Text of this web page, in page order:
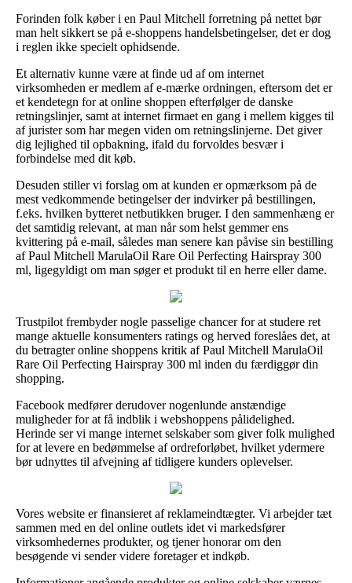
Forinden folk køber i en Paul Mitchell forretning på nettet bør
man helt sikkert se på e-shoppens handelsbetingelser, det er dog
i reglen ikke specielt ophidsende.
Et alternativ kunne være at finde ud af om internet
virksomheden er medlem af e-mærke ordningen, eftersom det er
et kendetegn for at online shoppen efterfølger de danske
retningslinjer, samt at internet firmaet en gang i mellem kigges til
af jurister som har megen viden om retningslinjerne. Det giver
dig lejlighed til opbakning, ifald du forvoldes besvær i
forbindelse med dit køb.
Desuden stiller vi forslag om at kunden er opmærksom på de
mest vedkommende betingelser der indvirker på bestillingen,
f.eks. hvilken bytteret netbutikken bruger. I den sammenhæng er
det samtidig relevant, at man når som helst gemmer ens
kvittering på e-mail, således man senere kan påvise sin bestilling
af Paul Mitchell MarulaOil Rare Oil Perfecting Hairspray 300
ml, ligegyldigt om man søger et produkt til en herre eller dame.
Trustpilot frembyder nogle passelige chancer for at studere ret
mange aktuelle konsumenters ratings og herved foreslåes det, at
du betragter online shoppens kritik af Paul Mitchell MarulaOil
Rare Oil Perfecting Hairspray 300 ml inden du færdiggør din
shopping.
Facebook medfører derudover nogenlunde anstændige
muligheder for at få indblik i webshoppens pålidelighed.
Herinde ser vi mange internet selskaber som giver folk mulighed
for at levere en bedømmelse af ordreforløbet, hvilket ydermere
bør udnyttes til afvejning af tidligere kunders oplevelser.
Vores website er finansieret af reklameindtægter. Vi arbejder tæt
sammen med en del online outlets idet vi markedsfører
virksomhedernes produkter, og tjener honorar om den
besøgende vi sender videre foretager et indkøb.